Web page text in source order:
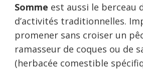
Somme est aussi le berceau
d’activités traditionnelles.
promener sans croiser un
ramasseur de coques ou de
(herbacée comestible